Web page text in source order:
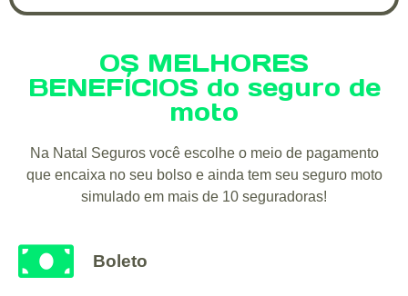
OS MELHORES
BENEFÍCIOS do seguro de
moto
Na Natal Seguros você escolhe o meio de pagamento
que encaixa no seu bolso e ainda tem seu seguro moto
simulado em mais de 10 seguradoras!
Boleto